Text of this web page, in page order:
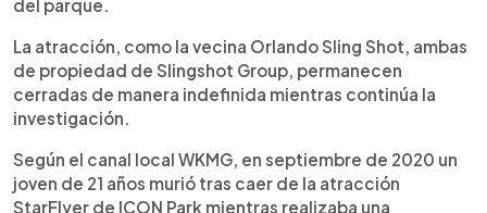
del parque.
La atracción, como la vecina Orlando Sling Shot, ambas
de propiedad de Slingshot Group, permanecen
cerradas de manera indefinida mientras continúa la
investigación.
Según el canal local WKMG, en septiembre de 2020 un
joven de 21 años murió tras caer de la atracción
StarFlyer de ICON Park mientras realizaba una